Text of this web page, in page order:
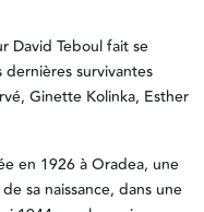
David Teboul fait se
survivantes
Ginette Kolinka, Esther
en 1926 à Oradea, une
sa naissance, dans une